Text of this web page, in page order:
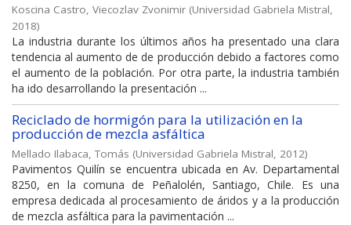
Koscina Castro, Viecozlav Zvonimir (Universidad Gabriela Mistral,
2018)
La industria durante los últimos años ha presentado una clara
tendencia al aumento de de producción debido a factores como
el aumento de la población. Por otra parte, la industria también
ha ido desarrollando la presentación ...
Reciclado de hormigón para la utilización en la
producción de mezcla asfáltica
Mellado Ilabaca, Tomás (Universidad Gabriela Mistral, 2012)
Pavimentos Quilín se encuentra ubicada en Av. Departamental
8250, en la comuna de Peñalolén, Santiago, Chile. Es una
empresa dedicada al procesamiento de áridos y a la producción
de mezcla asfáltica para la pavimentación ...